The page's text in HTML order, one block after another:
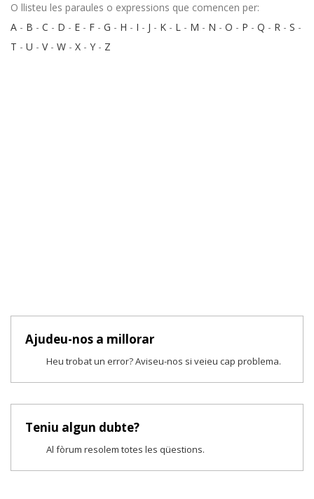
O llisteu les paraules o expressions que comencen per:
A - B - C - D - E - F - G - H - I - J - K - L - M - N - O - P - Q - R - S -
T - U - V- W - X - Y - Z
Ajudeu-nos a millorar
Heu trobat un error? Aviseu-nos si veieu cap problema.
Teniu algun dubte?
Al fòrum resolem totes les qüestions.